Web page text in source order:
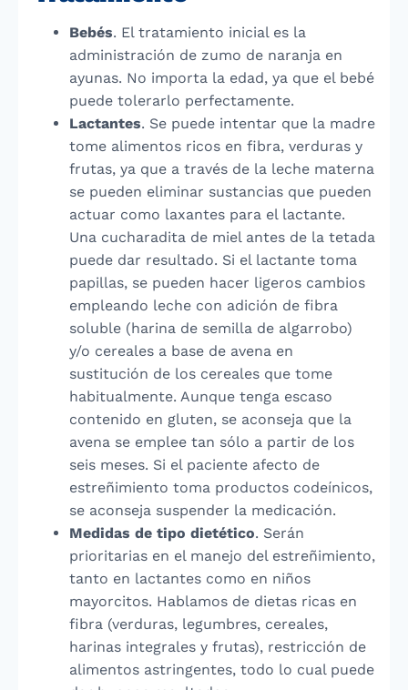
Bebés. El tratamiento inicial es la
administración de zumo de naranja en
ayunas. No importa la edad, ya que el bebé
puede tolerarlo perfectamente.
Lactantes. Se puede intentar que la madre
tome alimentos ricos en fibra, verduras y
frutas, ya que a través de la leche materna
se pueden eliminar sustancias que pueden
actuar como laxantes para el lactante.
Una cucharadita de miel antes de la tetada
puede dar resultado. Si el lactante toma
papillas, se pueden hacer ligeros cambios
empleando leche con adición de fibra
soluble (harina de semilla de algarrobo)
y/o cereales a base de avena en
sustitución de los cereales que tome
habitualmente. Aunque tenga escaso
contenido en gluten, se aconseja que la
avena se emplee tan sólo a partir de los
seis meses. Si el paciente afecto de
estreñimiento toma productos codeínicos,
se aconseja suspender la medicación.
Medidas de tipo dietético. Serán
prioritarias en el manejo del estreñimiento,
tanto en lactantes como en niños
mayorcitos. Hablamos de dietas ricas en
fibra (verduras, legumbres, cereales,
harinas integrales y frutas), restricción de
alimentos astringentes, todo lo cual puede